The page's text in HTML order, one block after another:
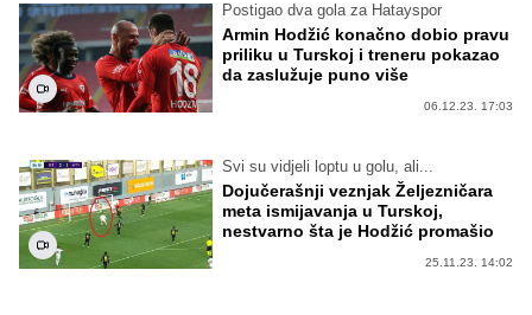
Postigao dva gola za Hatayspor
Armin Hodžić konačno dobio pravu
priliku u Turskoj i treneru pokazao
da zaslužuje puno više
06.12.23. 17:03
Svi su vidjeli loptu u golu, ali...
Dojučerašnji veznjak Željezničara
meta ismijavanja u Turskoj,
nestvarno šta je Hodžić promašio
25.11.23. 14:02